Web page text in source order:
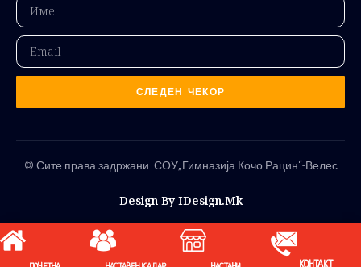
СЛЕДЕН ЧЕКОР
© Сите права задржани. СОУ„Гимназија Кочо Рацин“-Велес
Design By IDesign.mk